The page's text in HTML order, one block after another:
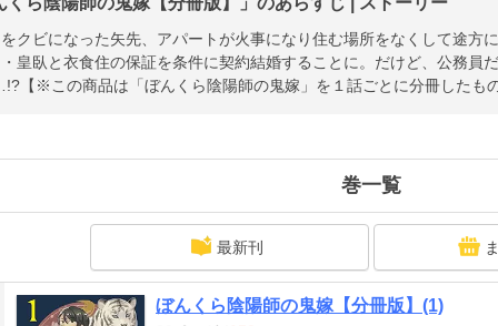
クビになった矢先、アパートが火事になり住む場所をなくして途方
皇臥と衣食住の保証を条件に契約結婚することに。だけど、公務員
【※この商品は「ぼんくら陰陽師の鬼嫁」を１話ごとに分冊したも
巻一覧
最新刊
ぼんくら陰陽師の鬼嫁【分冊版】(1)